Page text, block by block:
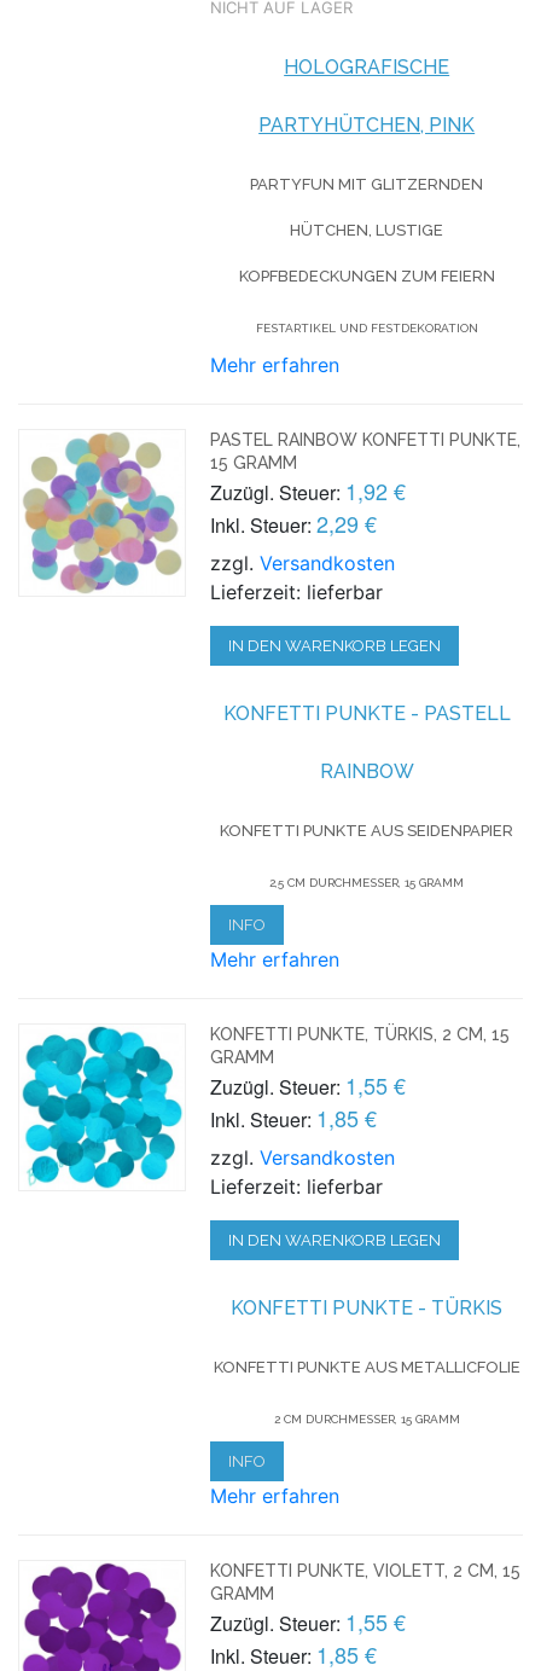
NICHT AUF LAGER
HOLOGRAFISCHE
PARTYHÜTCHEN, PINK
PARTYFUN MIT GLITZERNDEN
HÜTCHEN, LUSTIGE
KOPFBEDECKUNGEN ZUM FEIERN
FESTARTIKEL UND FESTDEKORATION
Mehr erfahren
PASTEL RAINBOW KONFETTI PUNKTE,
15 GRAMM
Zuzügl. Steuer: 1,92 €
Inkl. Steuer: 2,29 €
zzgl.Versandkosten
Lieferzeit: lieferbar
IN DEN WARENKORB LEGEN
KONFETTI PUNKTE - PASTELL
RAINBOW
KONFETTI PUNKTE AUS SEIDENPAPIER
2,5 CM DURCHMESSER, 15 GRAMM
INFO
Mehr erfahren
KONFETTI PUNKTE, TÜRKIS, 2 CM, 15
GRAMM
Zuzügl. Steuer: 1,55 €
Inkl. Steuer: 1,85 €
zzgl.Versandkosten
Lieferzeit: lieferbar
IN DEN WARENKORB LEGEN
KONFETTI PUNKTE - TÜRKIS
KONFETTI PUNKTE AUS METALLICFOLIE
2 CM DURCHMESSER, 15 GRAMM
INFO
Mehr erfahren
KONFETTI PUNKTE, VIOLETT, 2 CM, 15
GRAMM
Zuzügl. Steuer: 1,55 €
Inkl. Steuer: 1,85 €